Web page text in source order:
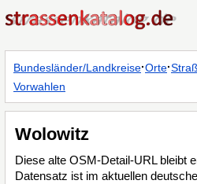
Bundesländer/Landkreise·Orte·
Vorwahlen
Wolowitz
Diese alte OSM-Detail-URL bleibt
Datensatz ist im aktuellen